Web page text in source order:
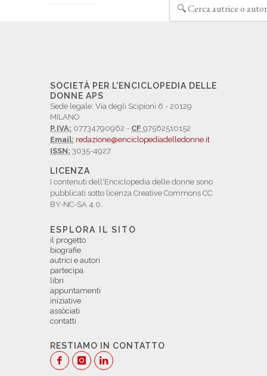
SOCIETÀ PER L'ENCICLOPEDIA DELLE
DONNE APS
Sede legale: Via degli Scipioni 6 - 20129
MILANO
P.IVA: 07734790962 - CF 97562510152
Email: redazione@enciclopediadelledonne.it
ISSN: 3035-4927
LICENZA
I contenuti dell'Enciclopedia delle donne sono
pubblicati sotto licenza Creative Commons CC
BY-NC-SA 4.0.
ESPLORA IL SITO
il progetto
biografie
autrici e autori
partecipa
libri
appuntamenti
iniziative
assòciati
contatti
RESTIAMO IN CONTATTO